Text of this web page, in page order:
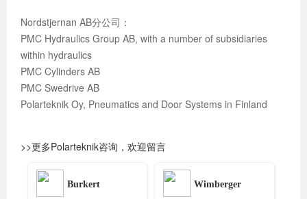
Nordstjernan AB分公司：
PMC Hydraulics Group AB, with a number of subsidiaries
within hydraulics
PMC Cylinders AB
PMC Swedrive AB
Polarteknik Oy, Pneumatics and Door Systems in Finland
>>更多Polarteknik咨询，欢迎留言
Burkert Wimberger